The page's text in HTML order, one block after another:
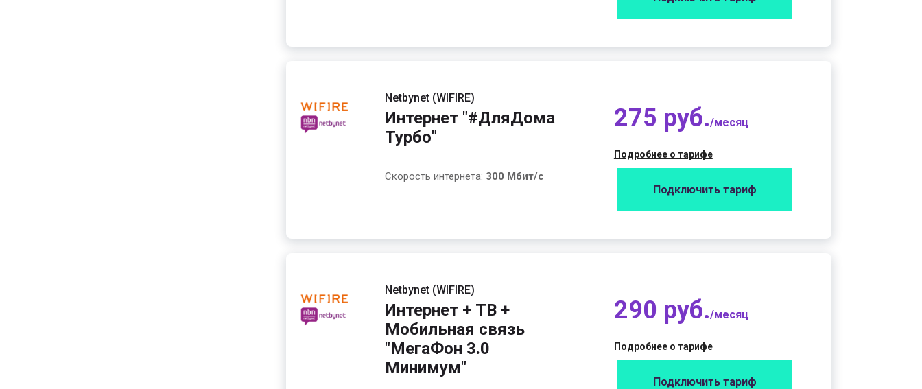
Netbynet (WIFIRE)
Интернет "#ДляДома
Турбо"
Скорость интернета: 300 Мбит/с
275 руб./месяц
Подробнее о тарифе
Подключить тариф
Netbynet (WIFIRE)
Интернет + ТВ +
Мобильная связь
"МегаФон 3.0
Минимум"
290 руб./месяц
Подробнее о тарифе
Подключить тариф